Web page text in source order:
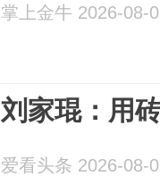
掌上金牛 2026-08-
刘家琨：用
爱看头条 2026-08-